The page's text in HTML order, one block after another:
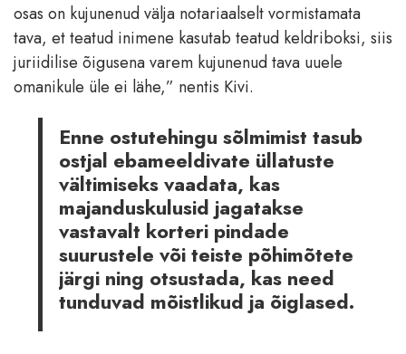
osas on kujunenud välja notariaalselt vormistamata
tava, et teatud inimene kasutab teatud keldriboksi, siis
juriidilise õigusena varem kujunenud tava uuele
omanikule üle ei lähe,” nentis Kivi.
Enne ostutehingu sõlmimist tasub
ostjal ebameeldivate üllatuste
vältimiseks vaadata, kas
majanduskulusid jagatakse
vastavalt korteri pindade
suurustele või teiste põhimõtete
järgi ning otsustada, kas need
tunduvad mõistlikud ja õiglased.